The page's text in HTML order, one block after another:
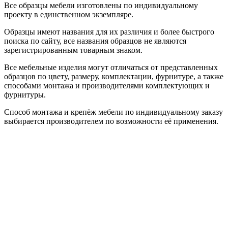
Все образцы мебели изготовлены по индивидуальному
проекту в единственном экземпляре.
Образцы имеют названия для их различия и более быстрого
поиска по сайту, все названия образцов не являются
зарегистрированным товарным знаком.
Все мебельные изделия могут отличаться от представленных
образцов по цвету, размеру, комплектации, фурнитуре, а также
способами монтажа и производителями комплектующих и
фурнитуры.
Способ монтажа и крепёж мебели по индивидуальному заказу
выбирается производителем по возможности её применения.